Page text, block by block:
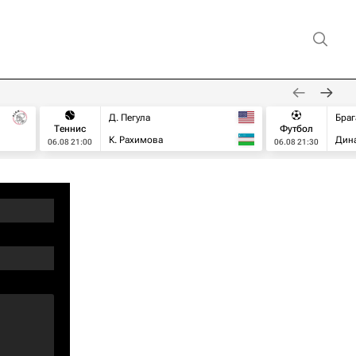
Теннис
06.08 21:00
Д. Пегула
К. Рахимова
Футбол
06.08 21:30